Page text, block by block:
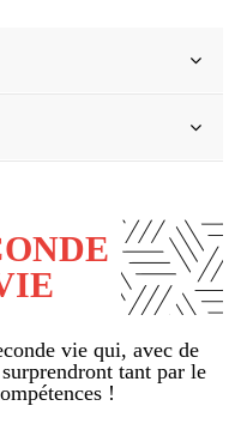
vie qui, avec de
tant par le
!